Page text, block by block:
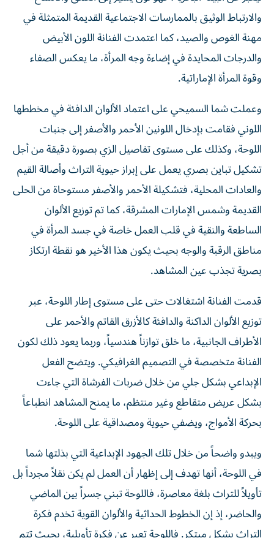
والارتباط الوثيق بالممارسات الاجتماعية القديمة المتمثلة في
مهنة الغوص والصيد، كما اعتمدت الفنانة اللون الأبيض
والدرجات المحايدة في إضاءة وجه المرأة، ما يعكس الصفاء
وقوة المرأة الإماراتية.
وعملت شما السميحي على اعتماد الألوان الدافئة في مخططها
اللوني فقامت بإدخال اللونين الأحمر والأصفر إلى جنبات
اللوحة، وكذلك على مستوى تفاصيل الزي بصورة دقيقة من أجل
تشكيل تباين بصري يعمل على إبراز حيوية التراث وأصالة القيم
والعادات المحلية، فتشكيلة الأحمر والأصفر مستوحاة من الحلى
القديمة وشمس الإمارات المشرقة، كما تم توزيع الألوان
الساطعة والنقية في قلب العمل خاصة في جسد المرأة في
مناطق الرقبة والوجه بحيث يكون هذا الأخير هو نقطة ارتكاز
بصرية تجذب عين المشاهد.
قدمت الفنانة اشتغالات حتى على مستوى إطار اللوحة، عبر
توزيع الألوان الداكنة والدافئة كالأزرق القاتم والأحمر على
الأطراف الجانبية، ما خلق توازناً هندسياً، وربما يعود ذلك لكون
الفنانة متخصصة في التصميم الغرافيكي. ويتضح الفعل
الإبداعي بشكل جلي من خلال ضربات الفرشاة التي جاءت
بشكل عريض متقاطع وغير منتظم، ما يمنح المشاهد انطباعاً
بحركة الأمواج، ويضفي حيوية ومصداقية على اللوحة.
ويبدو واضحاً من خلال تلك الجهود الإبداعية التي بذلتها شما
في اللوحة، أنها تهدف إلى إظهار أن العمل لم يكن نقلاً مجرداً بل
تأويلاً للتراث بلغة معاصرة، فاللوحة تبني جسراً بين الماضي
والحاضر، إذ إن الخطوط الحداثية والألوان القوية تخدم فكرة